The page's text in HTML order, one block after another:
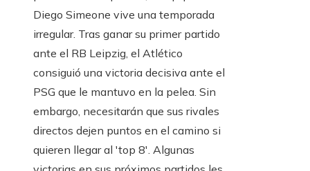
Diego Simeone vive una temporada
irregular. Tras ganar su primer partido
ante el RB Leipzig, el Atlético
consiguió una victoria decisiva ante el
PSG que le mantuvo en la pelea. Sin
embargo, necesitarán que sus rivales
directos dejen puntos en el camino si
quieren llegar al 'top 8'. Algunas